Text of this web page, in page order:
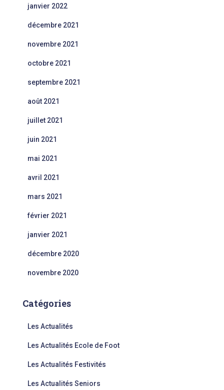
janvier 2022
décembre 2021
novembre 2021
octobre 2021
septembre 2021
août 2021
juillet 2021
juin 2021
mai 2021
avril 2021
mars 2021
février 2021
janvier 2021
décembre 2020
novembre 2020
Catégories
Les Actualités
Les Actualités Ecole de Foot
Les Actualités Festivités
Les Actualités Seniors